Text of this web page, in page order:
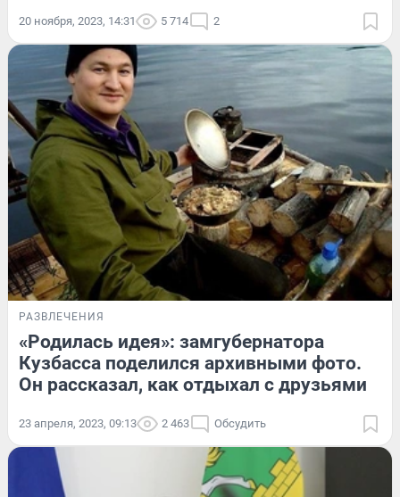
20 ноября, 2023, 14:31 5 714 2
РАЗВЛЕЧЕНИЯ
«Родилась идея»: замгубернатора
Кузбасса поделился архивными фото.
Он рассказал, как отдыхал с друзьями
23 апреля, 2023, 09:13 2 463 Обсудить